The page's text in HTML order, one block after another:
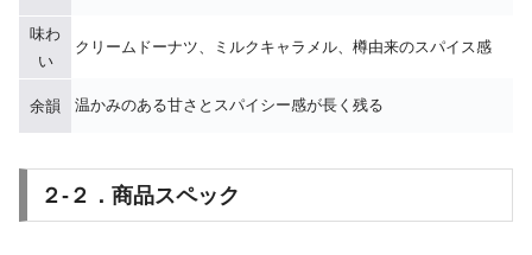
味わ
い
クリームドーナツ、ミルクキャラメル、樽由来のスパイス感
余韻 温かみのある甘さとスパイシー感が長く残る
２-２．商品スペック